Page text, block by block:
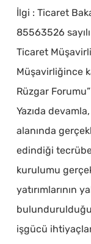
İlgi : Ticaret
85563526
Ticaret
Müşavirliğince
Rüzgar
Yazıda
alanında
edindiği
kurulumu
yatırımlarının
işgücü